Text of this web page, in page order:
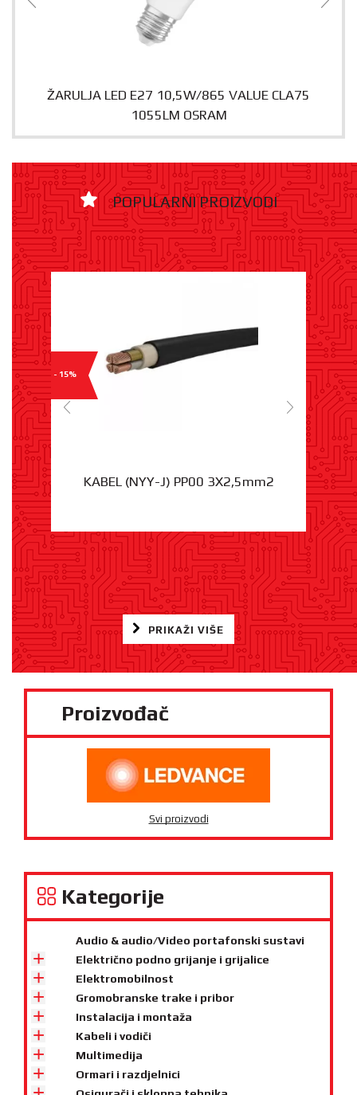
Proizvođač
Svi proizvodi
Kategorije
Audio & audio/Video portafonski sustavi
Električno podno grijanje i grijalice
Elektromobilnost
Gromobranske trake i pribor
Instalacija i montaža
Kabeli i vodiči
Multimedija
Ormari i razdjelnici
ŽARULJA LED E27 10,5W/865 VALUE CLA75
1055LM OSRAM
POPULARNI PROIZVODI
- 15%
KABEL (NYY-J) PP00 3X2,5mm2
PRIKAŽI VIŠE